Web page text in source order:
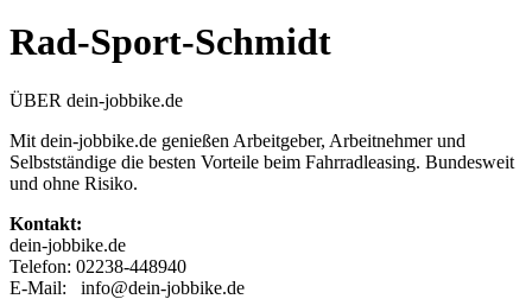
Rad-Sport-Schmidt
ÜBER dein-jobbike.de
Mit dein-jobbike.de genießen Arbeitgeber, Arbeitnehmer und
Selbstständige die besten Vorteile beim Fahrradleasing. Bundesweit
und ohne Risiko.
Kontakt:
dein-jobbike.de
Telefon: 02238-448940
E-Mail: info@dein-jobbike.de